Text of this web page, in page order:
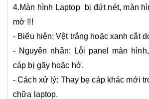
4.Màn hình Laptop bị đứt nét, màn
mờ !!!
- Biểu hiện: Vệt trắng hoặc xanh cắt
- Nguyên nhân: Lỗi panel màn
cáp bị gãy hoặc hở.
- Cách xử lý: Thay bẹ cáp khác mới
chữa laptop.